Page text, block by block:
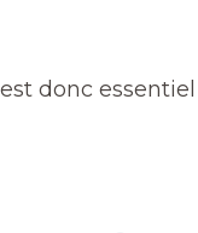
donc